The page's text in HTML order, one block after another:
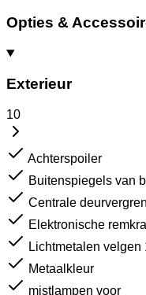
Opties &
Exterieur
10
Achterspoiler
Buitenspiegels van
Centrale
Elektronische
Lichtmetalen velgen
Metaalkleur
mistlampen voor